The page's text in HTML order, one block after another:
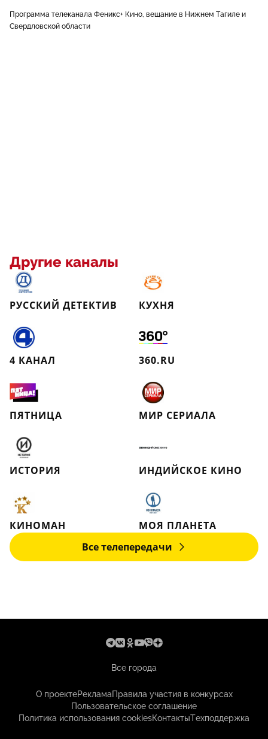
Программа телеканала Феникс+ Кино, вещание в Нижнем Тагиле и
Свердловской области
Другие каналы
РУССКИЙ ДЕТЕКТИВ КУХНЯ
4 КАНАЛ 360.RU
ПЯТНИЦА МИР СЕРИАЛА
ИСТОРИЯ ИНДИЙСКОЕ КИНО
КИНОМАН
МОЯ ПЛАНЕТА
Все телепередачи
Все города
О проектеРекламаПравила участия в конкурсах
Пользовательское соглашение
Политика использования cookiesКонтактыТехподдержка